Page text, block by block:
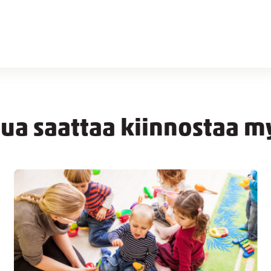
saattaa kiinnostaa